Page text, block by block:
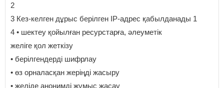
2
3 Кез-келген дұрыс берілген IP-адрес қабылданады 1
4 • шектеу қойылған ресурстарға, әлеуметік
желіге қол жеткізу
• берілгендерді шифрлау
• өз орналасқан жеріңді жасыру
• желіде анонимді жұмыс жасау